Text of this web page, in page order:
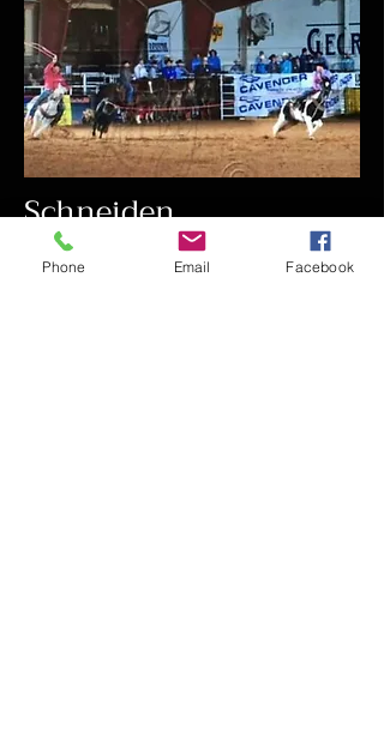
Schneiden
Phone Email Facebook